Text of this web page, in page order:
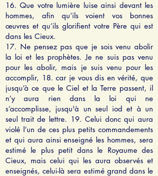
16. Que votre lumière luise ainsi devant les
hommes, afin qu’ils voient vos bonnes
œuvres et qu’ils glorifient votre Père qui est
dans les Cieux.
17. Ne pensez pas que je sois venu abolir
la loi et les prophètes. Je ne suis pas venu
pour les abolir, mais je suis venu pour les
accomplir, 18. car je vous dis en vérité, que
jusqu’à ce que le Ciel et la Terre passent, il
n’y aura rien dans la loi qui ne
s’accomplisse, jusqu'à un seul iod et à un
seul trait de lettre. 19. Celui donc qui aura
violé l’un de ces plus petits commandements
et qui aura ainsi enseigné les hommes, sera
estimé le plus petit dans le Royaume des
Cieux, mais celui qui les aura observés et
enseignés, celui-là sera estimé grand dans le